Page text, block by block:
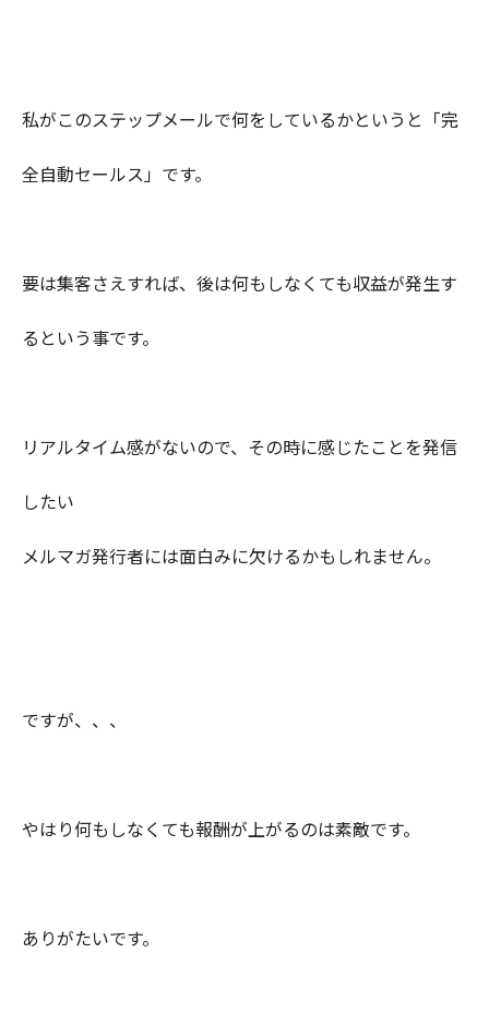
私がこのステップメールで何をしているかというと「完
全自動セールス」です。
要は集客さえすれば、後は何もしなくても収益が発生す
るという事です。
リアルタイム感がないので、その時に感じたことを発信
したい
メルマガ発行者には面白みに欠けるかもしれません。
ですが、、、
やはり何もしなくても報酬が上がるのは素敵です。
ありがたいです。